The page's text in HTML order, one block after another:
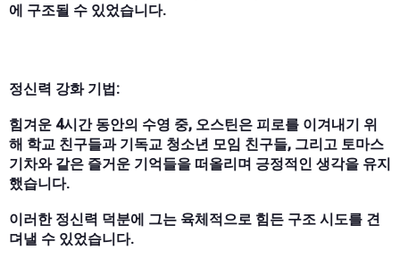
에 구조될 수 있었습니다.
정신력 강화 기법:
힘겨운 4시간 동안의 수영 중, 오스틴은 피로를 이겨내기 위
해 학교 친구들과 기독교 청소년 모임 친구들, 그리고 토마스
기차와 같은 즐거운 기억들을 떠올리며 긍정적인 생각을 유지
했습니다.
이러한 정신력 덕분에 그는 육체적으로 힘든 구조 시도를 견
뎌낼 수 있었습니다.